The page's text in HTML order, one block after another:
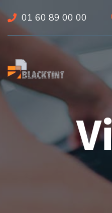
01 60 89 00 00